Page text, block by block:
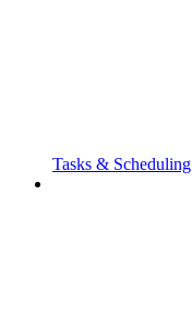
Tasks & Scheduling